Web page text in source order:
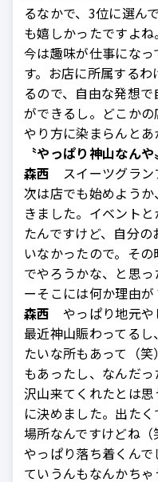
るなかで、3位に選ん
も嬉しかったですよね。
今は趣味が仕事にな
す。お店に所属する
るので、自由な発想
ができるし。どこか
やり方に染まらんとあ
〝やっぱり神山なんや〟
森西 スイーツグラン
次は店でも始めよう
きました。イベント
たんですけど、自分
いなかったので。そ
でやろうかな、と思っ
ーそこには何か理由が
森西 やっぱり地元や
最近神山賑わってる
たいな所もあって（
もあったし、なんだ
沢山来てくれたとは
に決めました。出た
場所なんですけどね（
やっぱり落ち着くん
ていうんもなんかち